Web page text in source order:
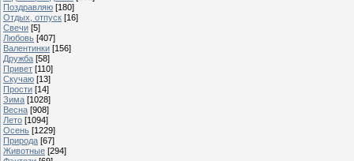
Поздравляю [180]
Отдых, отпуск [16]
Свечи [5]
Любовь [407]
Валентинки [156]
Дружба [58]
Привет [110]
Скучаю [13]
Прости [14]
Зима [1028]
Весна [908]
Лето [1094]
Осень [1229]
Природа [67]
Животные [294]